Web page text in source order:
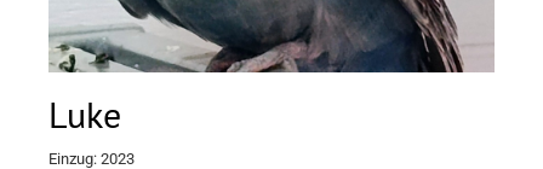
Luke
Einzug: 2023